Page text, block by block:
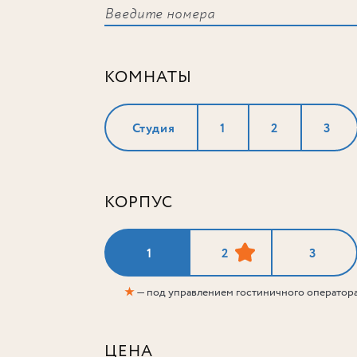
КОМНАТЫ
Студия 1 2 3
КОРПУС
1 2 3
★— под управлением гостиничного
ЦЕНА